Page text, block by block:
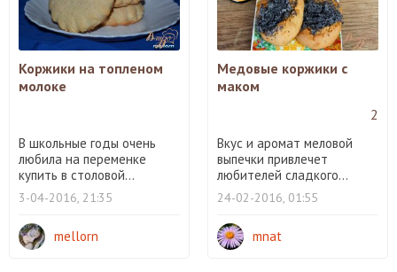
Коржики на топленом
молоке
В школьные годы очень
любила на переменке
купить в столовой...
3-04-2016, 21:35
mellorn
Медовые коржики с
маком
2
Вкус и аромат меловой
выпечки привлечет
любителей сладкого...
24-02-2016, 01:55
mnat